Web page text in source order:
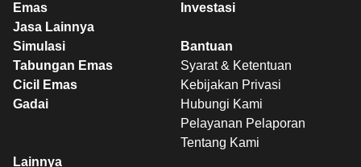
Emas
Jasa Lainnya
Investasi
Simulasi
Tabungan Emas
Cicil Emas
Gadai
Bantuan
Syarat & Ketentuan
Kebijakan Privasi
Hubungi Kami
Pelayanan Pelaporan
Tentang Kami
Lainnya